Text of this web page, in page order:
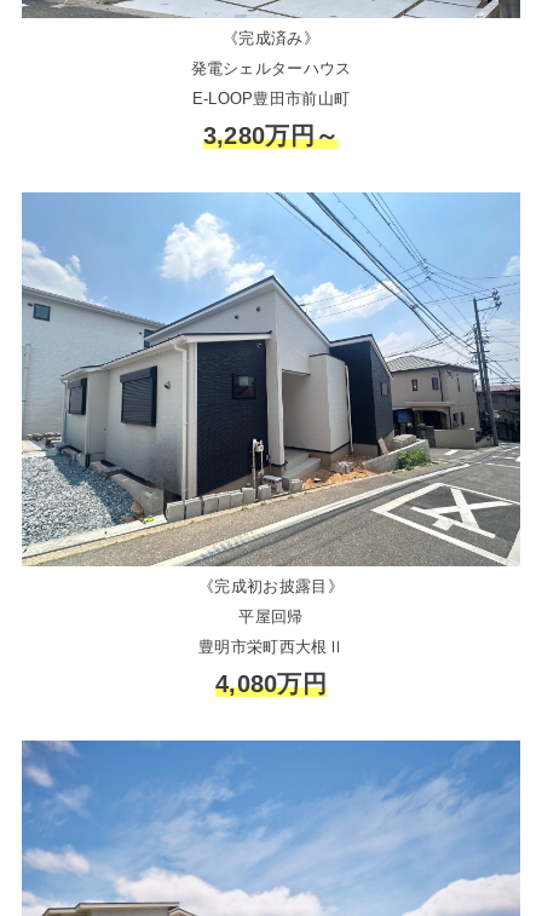
《完成済み》
発電シェルターハウス
E-LOOP豊田市前山町
3,280万円～
《完成初お披露目》
平屋回帰
豊明市栄町西大根Ⅱ
4,080万円